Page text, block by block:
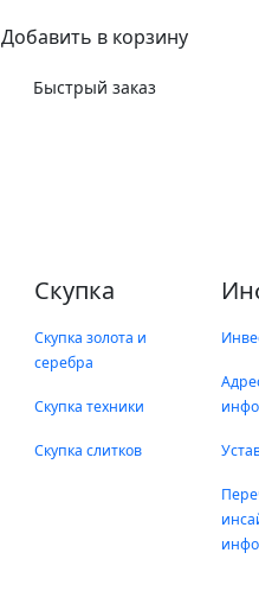
Добавить в корзину
Быстрый заказ
Скупка
Скупка золота и
серебра
Скупка техники
Скупка слитков